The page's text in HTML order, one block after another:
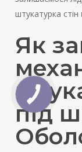
штукатурка
Як
під